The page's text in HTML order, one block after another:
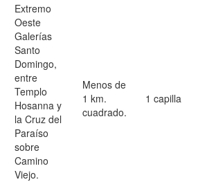
Extremo
Oeste
Galerías
Santo
Domingo,
entre
Templo
Hosanna y
la Cruz del
Paraíso
sobre
Camino
Viejo.
Menos de
1 km.
cuadrado.
1 capilla